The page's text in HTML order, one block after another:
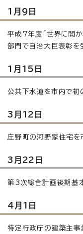
1月9日
平成7年度「世界に開
部門で自治大臣表彰を
1月15日
公共下水道を市内で初
3月12日
庄野町の河野家住宅を
3月22日
第3次総合計画後期基
4月1日
特定行政庁の建築主事